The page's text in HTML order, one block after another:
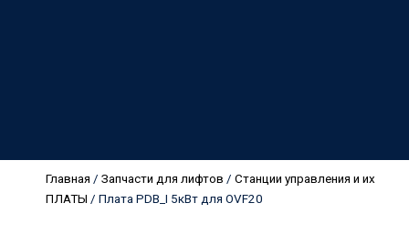
Главная / Запчасти для лифтов / Станции управления и их
ПЛАТЫ / Плата PDB_I 5кВт для OVF20